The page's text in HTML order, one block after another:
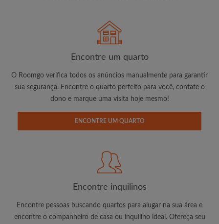
Li, entendi e concordo com os
Termos e Condições de
uso e com a Política de Privadicade
CRIAR PERFIL
É 100% grátis!
Encontre um quarto
O Roomgo verifica todos os anúncios manualmente para garantir
sua segurança. Encontre o quarto perfeito para você, contate o
dono e marque uma visita hoje mesmo!
ENCONTRE UM QUARTO
Encontre inquilinos
Encontre pessoas buscando quartos para alugar na sua área e
encontre o companheiro de casa ou inquilino ideal. Ofereça seu